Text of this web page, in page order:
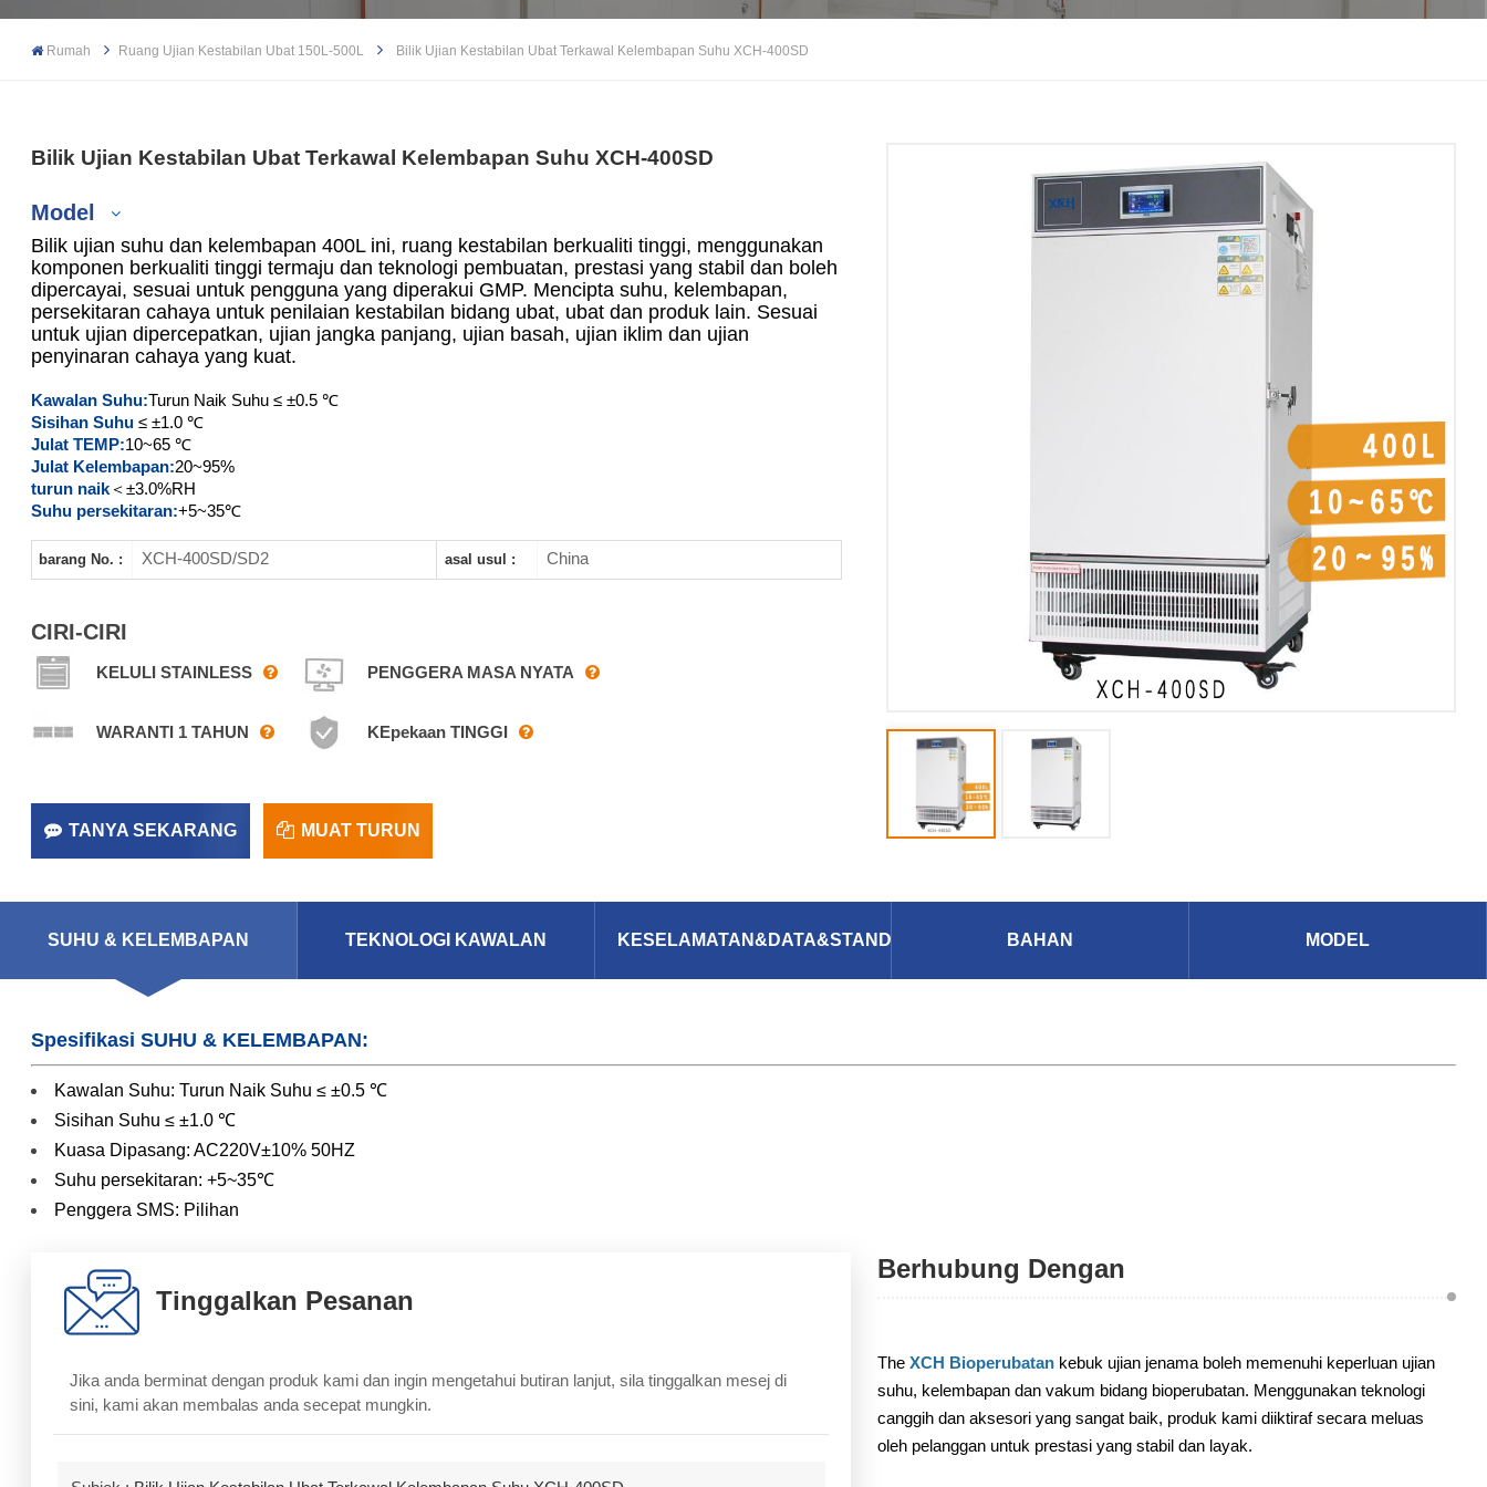
Indonesia
বাংলা
Rumah Ruang Ujian Kestabilan Ubat 150L-500L Bilik Ujian Kestabilan Ubat Terkawal Kelembapan Suhu XCH-400SD
Bilik Ujian Kestabilan Ubat Terkawal Kelembapan Suhu XCH-400SD
Model
XCH-150SD
XCH-250SD
XCH-400SD
XCH-500SD
Bilik ujian suhu dan kelembapan 400L ini, ruang kestabilan berkualiti tinggi, menggunakan
komponen berkualiti tinggi termaju dan teknologi pembuatan, prestasi yang stabil dan boleh
dipercayai, sesuai untuk pengguna yang diperakui GMP. Mencipta suhu, kelembapan,
persekitaran cahaya untuk penilaian kestabilan bidang ubat, ubat dan produk lain. Sesuai
untuk ujian dipercepatkan, ujian jangka panjang, ujian basah, ujian iklim dan ujian
penyinaran cahaya yang kuat.
Kawalan Suhu:Turun Naik Suhu ≤ ±0.5 ℃
Sisihan Suhu ≤ ±1.0 ℃
Julat TEMP:10~65 ℃
Julat Kelembapan:20~95%
turun naik＜±3.0%RH
Suhu persekitaran:+5~35℃
barang No. : XCH-400SD/SD2 asal usul : China
CIRI-CIRI
KELULI STAINLESS PENGGERA MASA NYATA
WARANTI 1 TAHUN KEpekaan TINGGI
TANYA SEKARANG MUAT TURUN
SUHU & KELEMBAPAN TEKNOLOGI KAWALAN KESELAMATAN&DATA&STANDARD BAHAN MODEL
Spesifikasi SUHU & KELEMBAPAN:
Kawalan Suhu: Turun Naik Suhu ≤ ±0.5 ℃
Sisihan Suhu ≤ ±1.0 ℃
Kuasa Dipasang: AC220V±10% 50HZ
Suhu persekitaran: +5~35℃
Penggera SMS: Pilihan
Tinggalkan Pesanan
Jika anda berminat dengan produk kami dan ingin mengetahui butiran lanjut, sila tinggalkan mesej di
sini, kami akan membalas anda secepat mungkin.
Berhubung Dengan
TheXCH Bioperubatan kebuk ujian jenama boleh memenuhi keperluan ujian
suhu, kelembapan dan vakum bidang bioperubatan. Menggunakan teknologi
canggih dan aksesori yang sangat baik, produk kami diiktiraf secara meluas
oleh pelanggan untuk prestasi yang stabil dan layak.